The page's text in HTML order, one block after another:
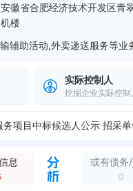
安徽省合肥经济技术开发区青
机楼
实际控制人
挖掘企业实际控制
息 或有债务
0